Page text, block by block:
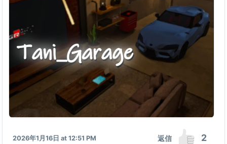
2026年1月16日 at 12:51 PM 返信 2